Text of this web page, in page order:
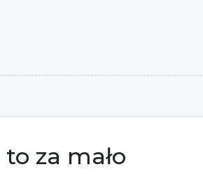
za mało